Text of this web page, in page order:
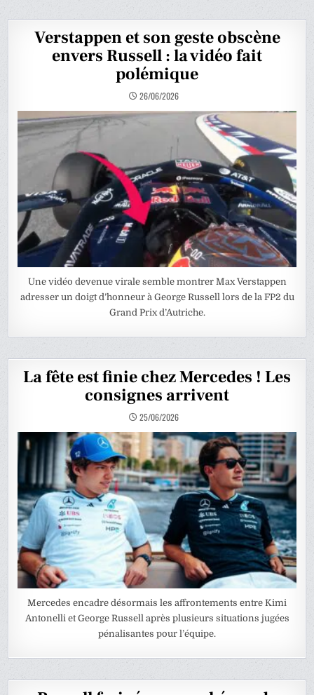
Verstappen et son geste obscène
envers Russell : la vidéo fait
polémique
26/06/2026
Une vidéo devenue virale semble montrer Max Verstappen
adresser un doigt d’honneur à George Russell lors de la FP2 du
Grand Prix d’Autriche.
La fête est finie chez Mercedes ! Les
consignes arrivent
25/06/2026
Mercedes encadre désormais les affrontements entre Kimi
Antonelli et George Russell après plusieurs situations jugées
pénalisantes pour l’équipe.